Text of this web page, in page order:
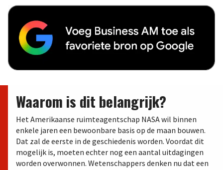
Waarom is dit belangrijk?
Het Amerikaanse ruimteagentschap NASA wil binnen
enkele jaren een bewoonbare basis op de maan bouwen.
Dat zal de eerste in de geschiedenis worden. Voordat dit
mogelijk is, moeten echter nog een aantal uitdagingen
worden overwonnen. Wetenschappers denken nu dat een